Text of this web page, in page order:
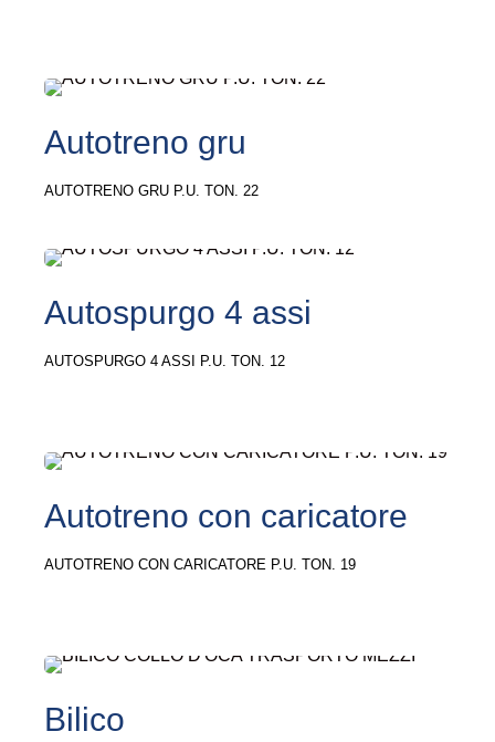
Autotreno gru
AUTOTRENO GRU P.U. TON. 22
Autospurgo 4 assi
AUTOSPURGO 4 ASSI P.U. TON. 12
Autotreno con caricatore
AUTOTRENO CON CARICATORE P.U. TON. 19
Bilico